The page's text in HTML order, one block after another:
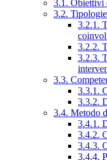
3.1. Obiettivi
3.2.
3.2.1.
3.2.2.
3.2.3.
3.3.
3.3.1.
3.3.2.
3.4. Metodo
3.4.1.
3.4.2.
3.4.3.
3.4.4.